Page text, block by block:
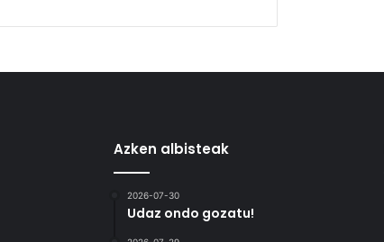
Azken albisteak
2026-07-30
Udaz ondo gozatu!